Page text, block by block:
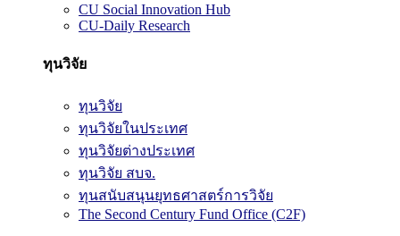
CU Social Innovation Hub
CU-Daily Research
ทุนวิจัย
ทุนวิจัย
ทุนวิจัยในประเทศ
ทุนวิจัยต่างประเทศ
ทุนวิจัย สบจ.
ทุนสนับสนุนยุทธศาสตร์การวิจัย
The Second Century Fund Office (C2F)